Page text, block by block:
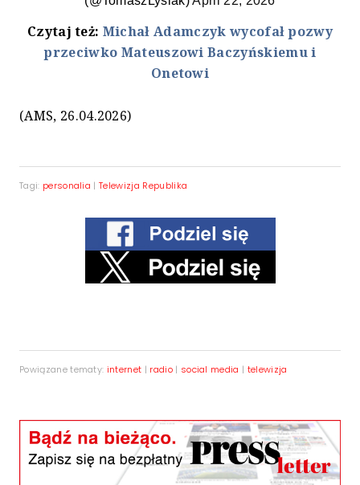
Czytaj też: Michał Adamczyk wycofał pozwy
przeciwko Mateuszowi Baczyńskiemu i
Onetowi
(AMS, 26.04.2026)
Tagi: personalia |Telewizja Republika
Powiązane tematy: internet | radio| social media | telewizja